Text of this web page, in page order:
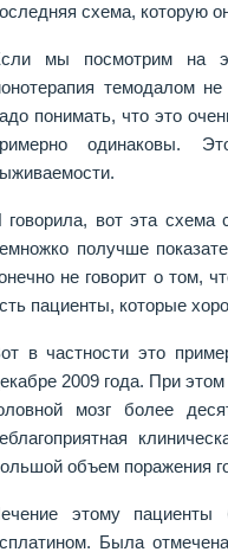
схема, которую
мы посмотрим на
темодалом
понимать, что это
одинаковы.
говорила, вот эта схема
получше
не говорит о том,
пациенты, которые
в частности это
2009 года. При
мозг более
объем поражения
этому пациенты
Была